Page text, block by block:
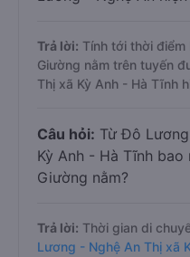
Trả lời: Tính tới thời điểm
Giường nằm trên tuyến
Thị xã Kỳ Anh - Hà Tĩnh
Câu hỏi: Từ Đô
Kỳ Anh - Hà Tĩnh bao
Giường nằm?
Trả lời: Thời gian di
Lương - Nghệ An Thị xã